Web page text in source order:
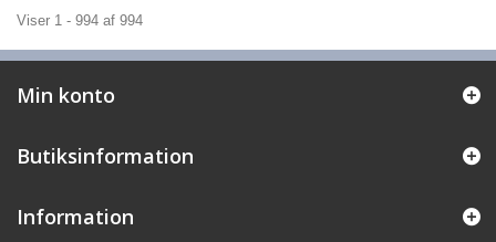
Viser 1 - 994 af 994
Min konto
Butiksinformation
Information